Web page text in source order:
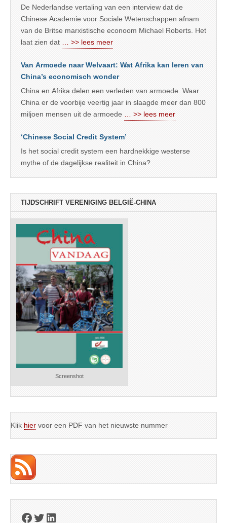
De Nederlandse vertaling van een interview dat de
Chinese Academie voor Sociale Wetenschappen afnam
van de Britse marxistische econoom Michael Roberts. Het
laat zien dat
… >> lees meer
Van Armoede naar Welvaart: Wat Afrika kan leren van
China’s economisch wonder
China en Afrika delen een verleden van armoede. Waar
China er de voorbije veertig jaar in slaagde meer dan 800
miljoen mensen uit de armoede
… >> lees meer
‘Chinese Social Credit System’
Is het social credit system een hardnekkige westerse
mythe of de dagelijkse realiteit in China?
TIJDSCHRIFT VERENIGING BELGIË-CHINA
Screenshot
Klik hier voor een PDF van het nieuwste nummer
Facebook
Twitter
LinkedIn